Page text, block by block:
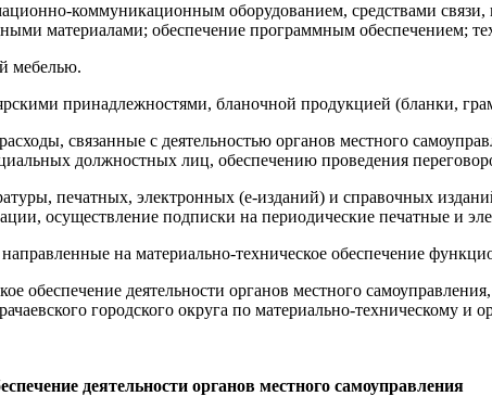
коммуникационным оборудованием, средствами
материалами; обеспечение программным обеспечением;
мебелью.
принадлежностями, бланочной продукцией (бланки,
связанные с деятельностью органов местного
должностных лиц, обеспечению проведения
печатных, электронных (e-изданий) и справочных
осуществление подписки на периодические печатные и
на материально-техническое обеспечение
обеспечение деятельности органов местного
городского округа по материально-техническому
деятельности органов местного самоуправления